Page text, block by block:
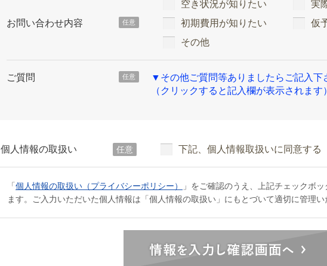
お問い合わせ内容 任意
空き状況が知りたい
実
初期費用が知りたい
仮
その他
ご質問 任意
▼その他ご質問等ありましたらご記入下
（クリックすると記入欄が表示されます）
個人情報の取扱い 任意 下記、個人情報取扱いに同意する
「 個人情報の取扱い（プライバシーポリシー）
」をご確認のうえ、上記チェックボ
ます。ご入力いただいた個人情報は「個人情報の取扱い」にもとづいて適切に管理い